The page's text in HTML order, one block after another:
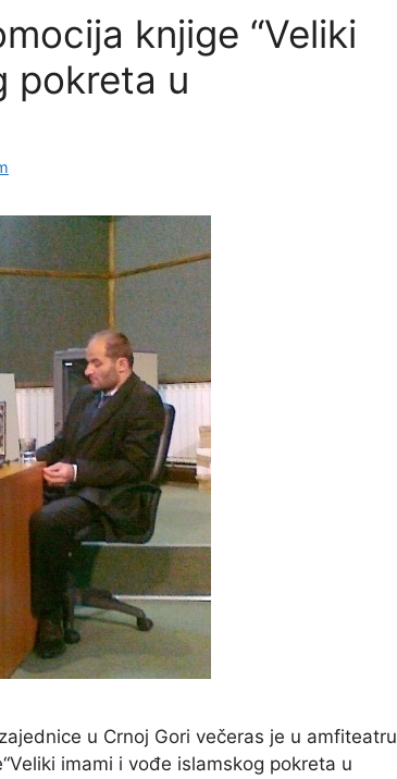
knjige “Veliki
pokreta u
u Crnoj Gori večeras je u amfiteatru
imami i vođe islamskog pokreta u